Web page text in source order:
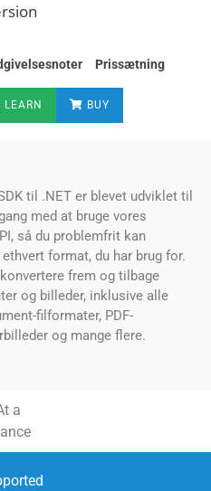
Prissætning
LEARN BUY
til .NET er blevet udviklet til
med at bruge vores
så du problemfrit kan
format, du har brug for.
frem og tilbage
og billeder, inklusive alle
filformater, PDF-
og mange flere.
a